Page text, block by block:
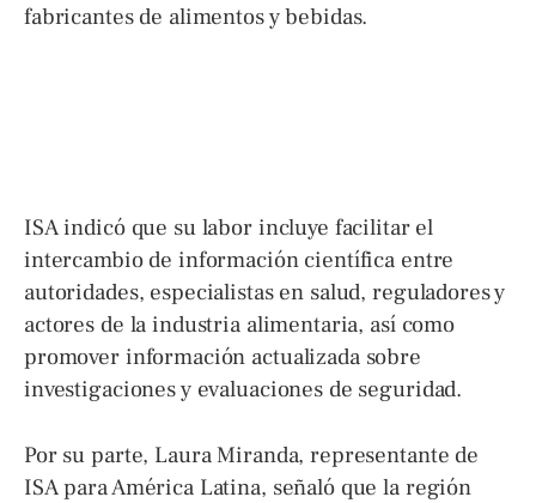
fabricantes de alimentos y bebidas.
ISA indicó que su labor incluye facilitar el
intercambio de información científica entre
autoridades, especialistas en salud, reguladores y
actores de la industria alimentaria, así como
promover información actualizada sobre
investigaciones y evaluaciones de seguridad.
Por su parte, Laura Miranda, representante de
ISA para América Latina, señaló que la región